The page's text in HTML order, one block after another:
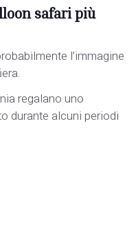
safari più
l’immagine
regalano uno
durante alcuni periodi